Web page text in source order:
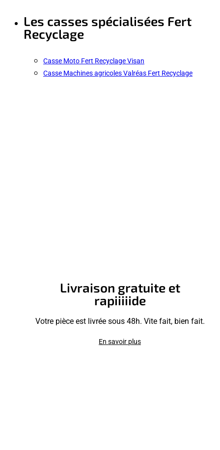
Les casses spécialisées Fert
Recyclage
Casse Moto Fert Recyclage Visan
Casse Machines agricoles Valréas Fert Recyclage
Livraison gratuite et
rapiiiiide
Votre pièce est livrée sous 48h. Vite fait, bien fait.
En savoir plus